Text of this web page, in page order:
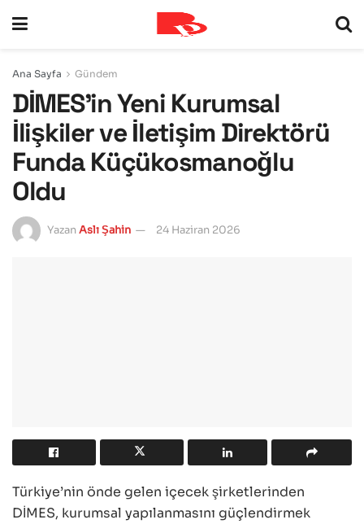
Ana Sayfa Gündem
DİMES’in Yeni Kurumsal
İlişkiler ve İletişim Direktörü
Funda Küçükosmanoğlu
Oldu
Yazan Aslı Şahin 24 Haziran 2026
Türkiye’nin önde gelen içecek şirketlerinden
DİMES, kurumsal yapılanmasını güçlendirmek